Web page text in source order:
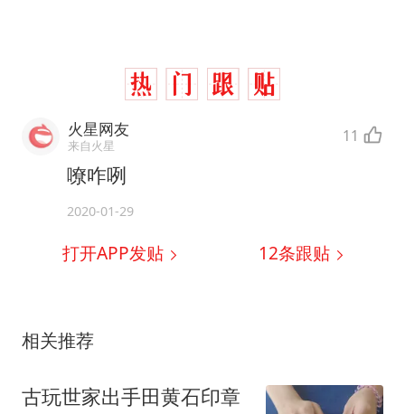
火星网友
来自火星 11
嘹咋咧
2020-01-29
打开APP发贴 12条跟贴
相关推荐
古玩世家出手田黄石印章